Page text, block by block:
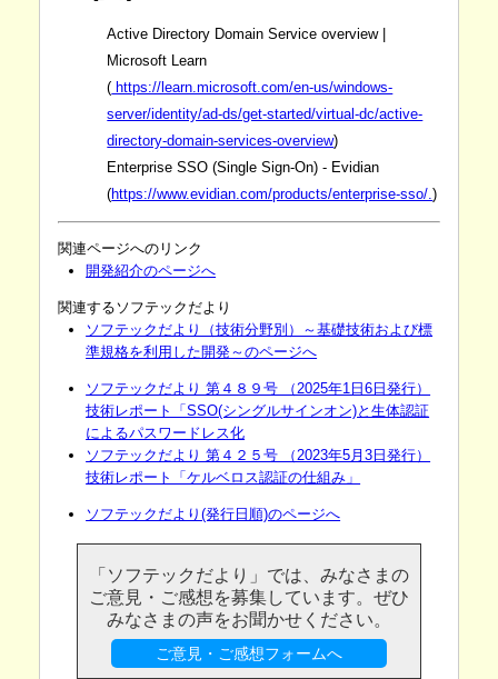
Active Directory Domain Service overview |
Microsoft Learn
( https://learn.microsoft.com/en-us/windows-
server/identity/ad-ds/get-started/virtual-dc/active-
directory-domain-services-overview)
Enterprise SSO (Single Sign-On) - Evidian
(https://www.evidian.com/products/enterprise-sso/.)
関連ページへのリンク
開発紹介のページへ
関連するソフテックだより
ソフテックだより（技術分野別）～基礎技術および標
準規格を利用した開発～のページへ
ソフテックだより 第４８９号 （2025年1日6日発行）
技術レポート「SSO(シングルサインオン)と生体認証
によるパスワードレス化
ソフテックだより 第４２５号 （2023年5月3日発行）
技術レポート「ケルベロス認証の仕組み」
ソフテックだより(発行日順)のページへ
「ソフテックだより」では、みなさまの
ご意見・ご感想を募集しています。ぜひ
みなさまの声をお聞かせください。
ご意見・ご感想フォームへ